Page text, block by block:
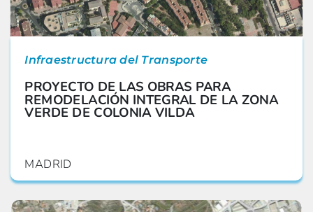
Infraestructura del Transporte
PROYECTO DE LAS OBRAS PARA
REMODELACIÓN INTEGRAL DE LA ZONA
VERDE DE COLONIA VILDA
MADRID